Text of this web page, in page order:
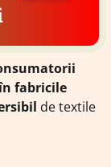
fabricile
de textile